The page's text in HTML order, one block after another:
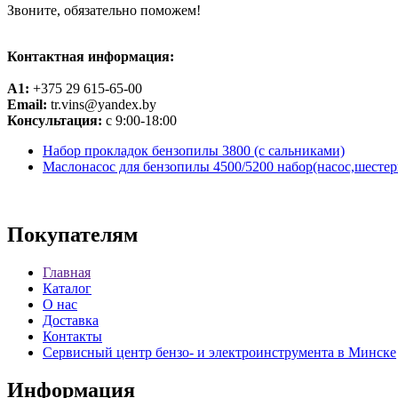
Звоните, обязательно поможем!
Контактная информация:
A1: +375 29 615-65-00
Email: tr.vins@yandex.by
Консультация: с 9:00-18:00
Набор прокладок бензопилы 3800 (с сальниками)
Маслонасос для бензопилы 4500/5200
Покупателям
Главная
Каталог
О нас
Доставка
Контакты
Сервисный центр бензо- и электроинструмента в Минске
Информация